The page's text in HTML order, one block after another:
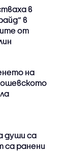
в
в
от
на
души са
са ранени